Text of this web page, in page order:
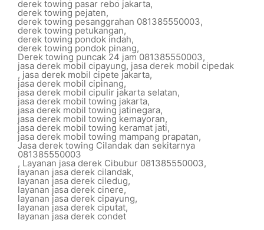
derek towing pasar rebo jakarta,
derek towing pejaten,
derek towing pesanggrahan 081385550003,
derek towing petukangan,
derek towing pondok indah,
derek towing pondok pinang,
Derek towing puncak 24 jam 081385550003,
jasa derek mobil cipayung, jasa derek mobil cipedak
, jasa derek mobil cipete jakarta,
jasa derek mobil cipinang,
jasa derek mobil cipulir jakarta selatan,
jasa derek mobil towing jakarta,
jasa derek mobil towing jatinegara,
jasa derek mobil towing kemayoran,
jasa derek mobil towing keramat jati,
jasa derek mobil towing mampang prapatan,
Jasa derek towing Cilandak dan sekitarnya
081385550003
, Layanan jasa derek Cibubur 081385550003,
layanan jasa derek cilandak,
layanan jasa derek ciledug,
layanan jasa derek cinere,
layanan jasa derek cipayung,
layanan jasa derek ciputat,
layanan jasa derek condet